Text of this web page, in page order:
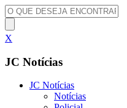
X
JC Notícias
JC Notícias
Notícias